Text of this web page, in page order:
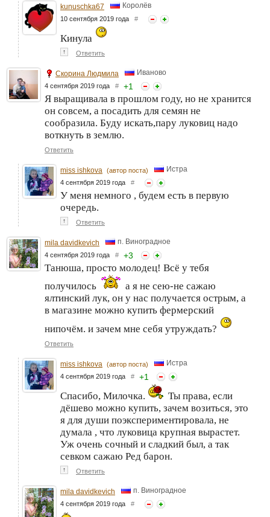
kunuschka67 Королёв
10 сентября 2019 года #
Кинула
↑ Ответить
Скорина Людмила Иваново
4 сентября 2019 года # +1
Я выращивала в прошлом году, но не хранится
он совсем, а посадить для семян не
сообразила. Буду искать,пару луковиц надо
воткнуть в землю.
Ответить
miss ishkova (автор поста) Истра
4 сентября 2019 года #
У меня немного , будем есть в первую
очередь.
↑ Ответить
mila davidkevich п. Виноградное
4 сентября 2019 года # +3
Танюша, просто молодец! Всё у тебя
получилось
а я не сею-не сажаю
ялтинский лук, он у нас получается острым, а
в магазине можно купить фермерский
нипочём. и зачем мне себя утруждать?
Ответить
miss ishkova (автор поста) Истра
4 сентября 2019 года # +1
Спасибо, Милочка.
Ты права, если
дёшево можно купить, зачем возиться, это
я для души поэкспериментировала, не
думала , что луковица крупная вырастет.
Уж очень сочный и сладкий был, а так
севком сажаю Ред барон.
↑ Ответить
mila davidkevich п. Виноградное
4 сентября 2019 года #